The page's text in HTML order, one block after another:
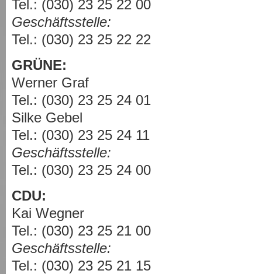
Tel.: (030) 23 25 22 00
Geschäftsstelle:
Tel.: (030) 23 25 22 22
GRÜNE:
Werner Graf
Tel.: (030) 23 25 24 01
Silke Gebel
Tel.: (030) 23 25 24 11
Geschäftsstelle:
Tel.: (030) 23 25 24 00
CDU:
Kai Wegner
Tel.: (030) 23 25 21 00
Geschäftsstelle:
Tel.: (030) 23 25 21 15